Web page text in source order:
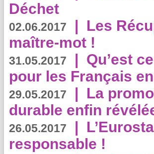
Déchet
02.06.2017 | Les
maître-mot !
31.05.2017 | Qu’est
pour les Français
29.05.2017 | La
durable enfin
26.05.2017 |
responsable !